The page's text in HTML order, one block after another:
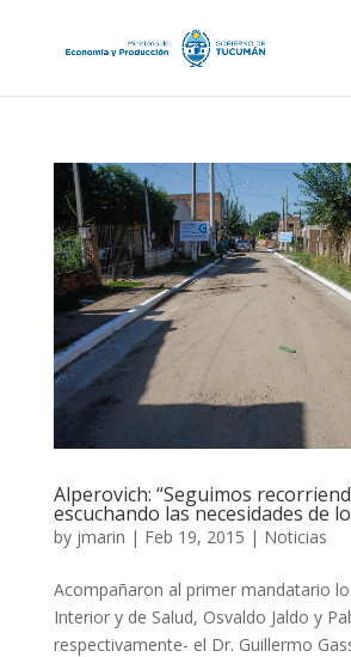
Alperovich: “Seguimos
escuchando las necesidades de
by jmarin | Feb 19, 2015 | Noticias
Acompañaron al primer mandatario
Interior y de Salud, Osvaldo Jaldo y
respectivamente- el Dr. Guillermo